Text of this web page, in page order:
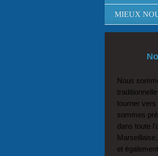
MIEUX
Notre
Nous
tourner vers
sommes
dans toute
et